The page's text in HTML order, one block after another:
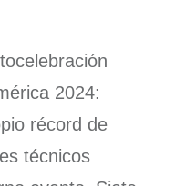
2024:
récord de
técnicos